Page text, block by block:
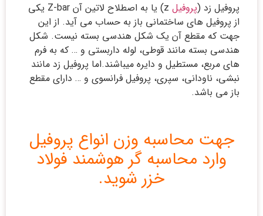
پروفیل زد (پروفیل
z) یا به اصطلاح لاتین آن Z-bar یکی
از پروفیل های ساختمانی باز به حساب می آید. از این
جهت که مقطع آن یک شکل هندسی بسته نیست. شکل
هندسی بسته مانند قوطی، لوله داربستی و … که به فرم
های مربع، مستطیل و دایره میباشند.اما پروفیل زد مانند
نبشی، ناودانی، سپری، پروفیل فرانسوی و … دارای مقطع
باز می باشد.
جهت محاسبه وزن انواع پروفیل
وارد محاسبه گر هوشمند فولاد
خزر شوید.